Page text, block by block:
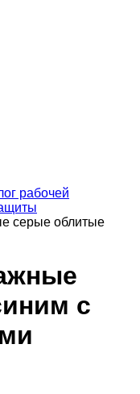
рабочей
серые облитые
с